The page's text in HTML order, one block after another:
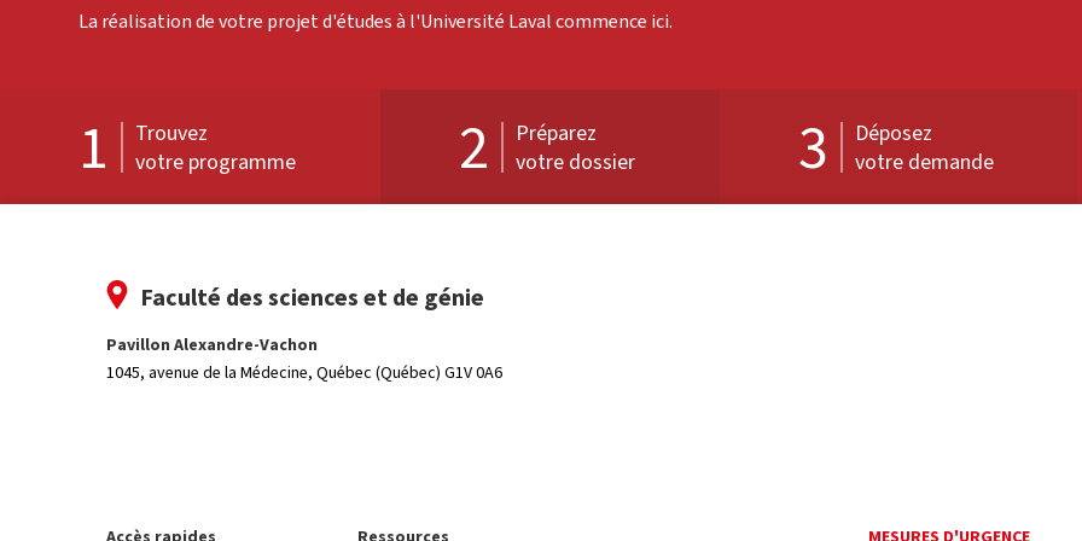
La réalisation de votre projet d'études à l'Université Laval commence ici.
1
Trouvez
votre programme
2
Préparez
votre dossier
3
Déposez
votre demande
Faculté des sciences et de génie
Pavillon Alexandre-Vachon
1045, avenue de la Médecine, Québec (Québec) G1V 0A6